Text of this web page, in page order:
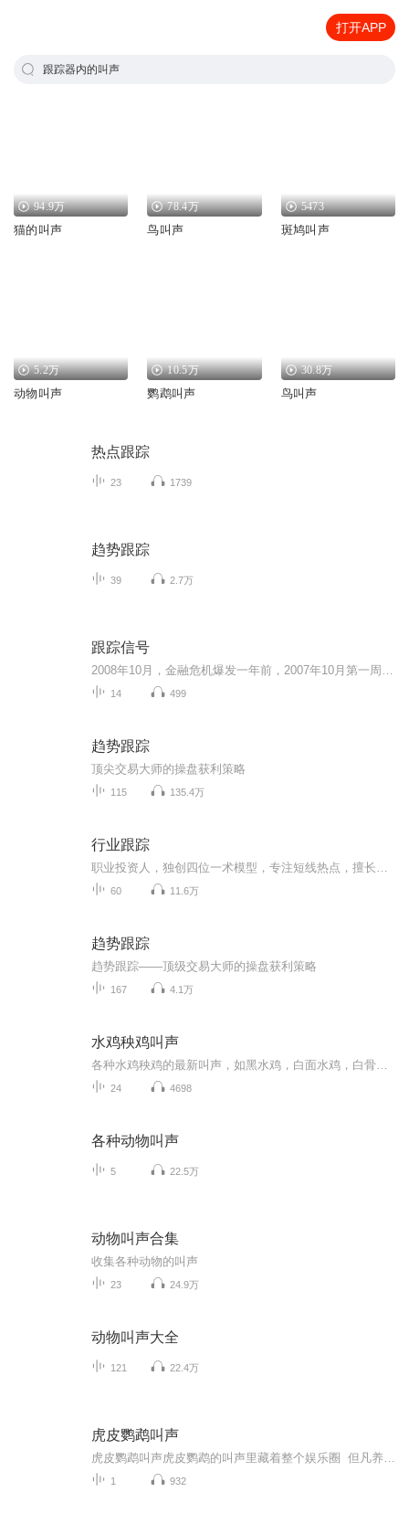
打开APP
跟踪器内的叫声
94.9万
猫的叫声
78.4万
鸟叫声
5473
斑鸠叫声
5.2万
动物叫声
10.5万
鹦鹉叫声
30.8万
鸟叫声
热点跟踪
23 1739
趋势跟踪
39 2.7万
跟踪信号
14 499
趋势跟踪
顶尖交易大师的操盘获利策略
115 135.4万
行业跟踪
60 11.6万
趋势跟踪
趋势跟踪——顶级交易大师的操盘获利策略
167 4.1万
水鸡秧鸡叫声
24 4698
各种动物叫声
5 22.5万
动物叫声合集
收集各种动物的叫声
23 24.9万
动物叫声大全
121 22.4万
虎皮鹦鹉叫声
1 932